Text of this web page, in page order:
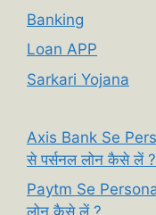
Banking
Loan APP
Sarkari Yojana
Axis Bank Se
से पर्सनल लोन कैसे लें ?
Paytm Se